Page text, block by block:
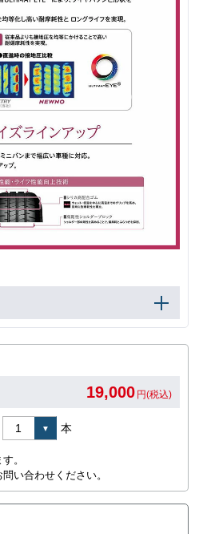
19,000 円(税込)
本
。
い合わせください。